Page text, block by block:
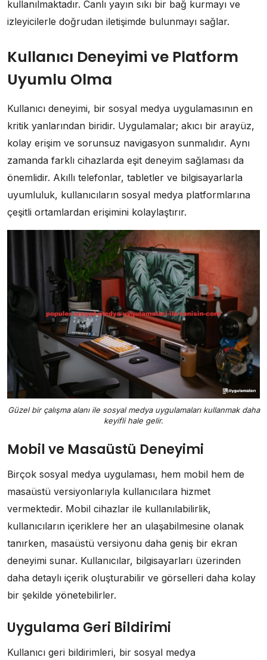
kullanılmaktadır. Canlı yayın sıkı bir bağ kurmayı ve
izleyicilerle doğrudan iletişimde bulunmayı sağlar.
Kullanıcı Deneyimi ve Platform
Uyumlu Olma
Kullanıcı deneyimi, bir sosyal medya uygulamasının en
kritik yanlarından biridir. Uygulamalar; akıcı bir arayüz,
kolay erişim ve sorunsuz navigasyon sunmalıdır. Aynı
zamanda farklı cihazlarda eşit deneyim sağlaması da
önemlidir. Akıllı telefonlar, tabletler ve bilgisayarlarla
uyumluluk, kullanıcıların sosyal medya platformlarına
çeşitli ortamlardan erişimini kolaylaştırır.
Güzel bir çalışma alanı ile sosyal medya uygulamaları kullanmak daha
keyifli hale gelir.
Mobil ve Masaüstü Deneyimi
Birçok sosyal medya uygulaması, hem mobil hem de
masaüstü versiyonlarıyla kullanıcılara hizmet
vermektedir. Mobil cihazlar ile kullanılabilirlik,
kullanıcıların içeriklere her an ulaşabilmesine olanak
tanırken, masaüstü versiyonu daha geniş bir ekran
deneyimi sunar. Kullanıcılar, bilgisayarları üzerinden
daha detaylı içerik oluşturabilir ve görselleri daha kolay
bir şekilde yönetebilirler.
Uygulama Geri Bildirimi
Kullanıcı geri bildirimleri, bir sosyal medya